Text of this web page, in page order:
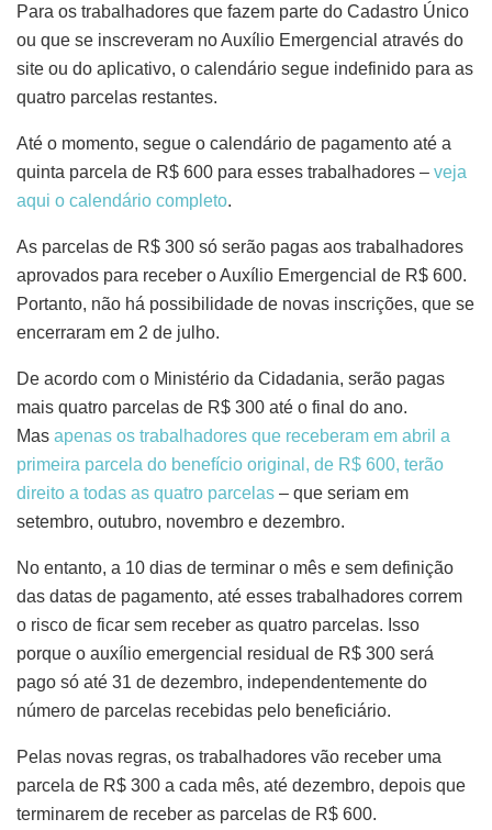
Para os trabalhadores que fazem parte do Cadastro Único
ou que se inscreveram no Auxílio Emergencial através do
site ou do aplicativo, o calendário segue indefinido para as
quatro parcelas restantes.
Até o momento, segue o calendário de pagamento até a
quinta parcela de R$ 600 para esses trabalhadores – veja
aqui o calendário completo.
As parcelas de R$ 300 só serão pagas aos trabalhadores
aprovados para receber o Auxílio Emergencial de R$ 600.
Portanto, não há possibilidade de novas inscrições, que se
encerraram em 2 de julho.
De acordo com o Ministério da Cidadania, serão pagas
mais quatro parcelas de R$ 300 até o final do ano.
Mas apenas os trabalhadores que receberam em abril a
primeira parcela do benefício original, de R$ 600, terão
direito a todas as quatro parcelas – que seriam em
setembro, outubro, novembro e dezembro.
No entanto, a 10 dias de terminar o mês e sem definição
das datas de pagamento, até esses trabalhadores correm
o risco de ficar sem receber as quatro parcelas. Isso
porque o auxílio emergencial residual de R$ 300 será
pago só até 31 de dezembro, independentemente do
número de parcelas recebidas pelo beneficiário.
Pelas novas regras, os trabalhadores vão receber uma
parcela de R$ 300 a cada mês, até dezembro, depois que
terminarem de receber as parcelas de R$ 600.